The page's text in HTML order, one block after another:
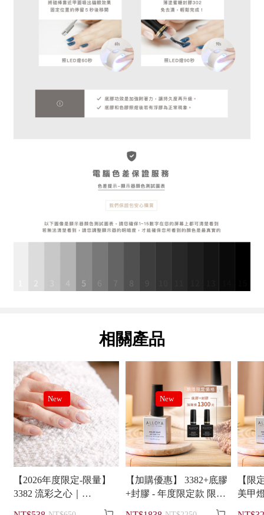
相關產品
New
【2026年度限定-限量】
3382 流彩之心｜
ALLOYA 愛若雅蜜糖三
New
【加購優惠】 3382+底膠
+封膠 - 年度限定款 限量
300瓶 售完為止 愛若雅蜜
【限
美甲